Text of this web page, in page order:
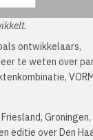
ontwikkelaars,
te weten over
Groningen,
editie over Den